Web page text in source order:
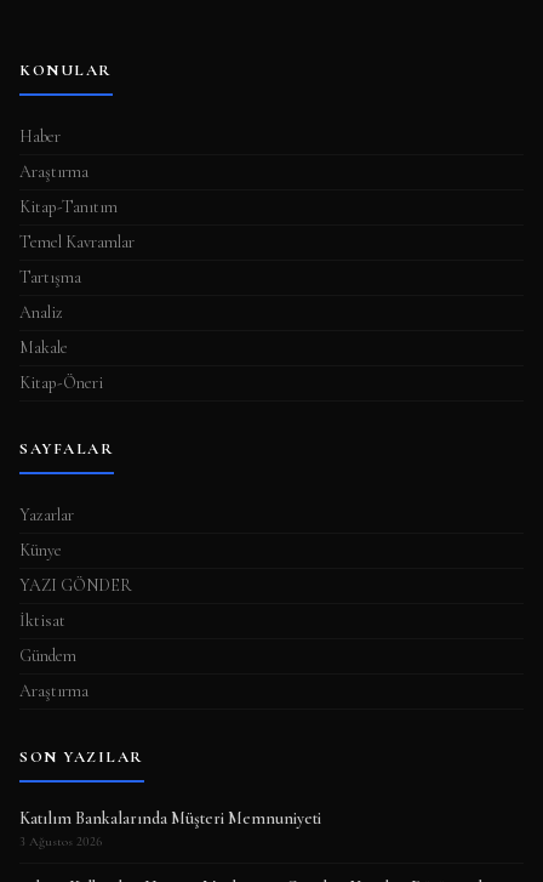
KONULAR
Haber
Araştırma
Kitap-Tanıtım
Temel Kavramlar
Tartışma
Analiz
Makale
Kitap-Öneri
SAYFALAR
Yazarlar
Künye
YAZI GÖNDER
İktisat
Gündem
Araştırma
SON YAZILAR
Katılım Bankalarında Müşteri Memnuniyeti
3 Ağustos 2026